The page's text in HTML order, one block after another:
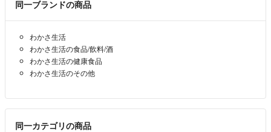
同一ブランドの商品
わかさ生活
わかさ生活の食品/飲料/酒
わかさ生活の健康食品
わかさ生活のその他
同一カテゴリの商品